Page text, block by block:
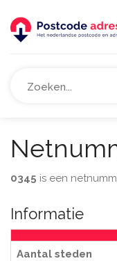
0345 is een
Informatie
Aantal steden